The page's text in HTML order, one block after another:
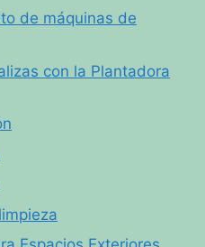
de máquinas de
con la Plantadora